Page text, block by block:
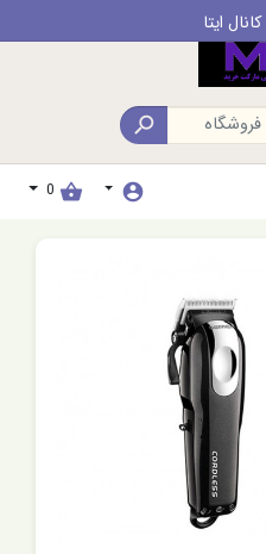
کانال ایتا

account_circle
shopping_basket
0